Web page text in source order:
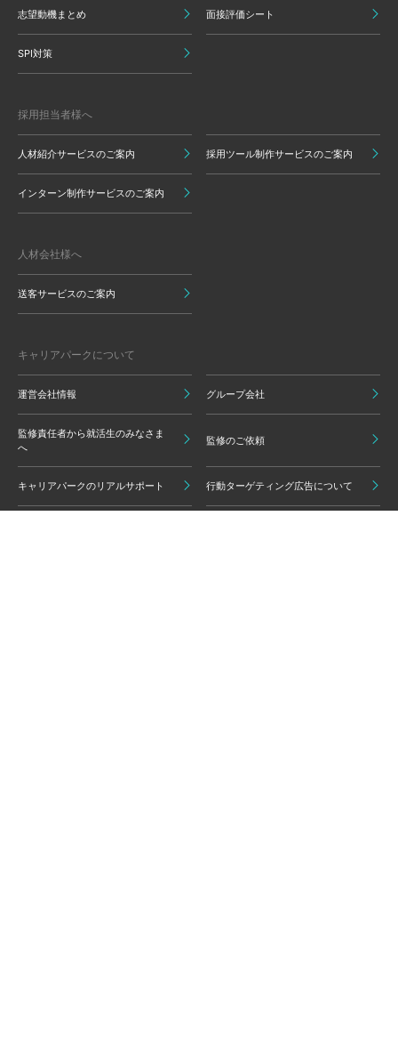
志望動機まとめ 面接評価シート
SPI対策
採用担当者様へ
人材紹介サービスのご案内 採用ツール制作サービスのご案内
インターン制作サービスのご案内
人材会社様へ
送客サービスのご案内
キャリアパークについて
運営会社情報 グループ会社
監修責任者から就活生のみなさま
へ
監修のご依頼
キャリアパークのリアルサポート 行動ターゲティング広告について